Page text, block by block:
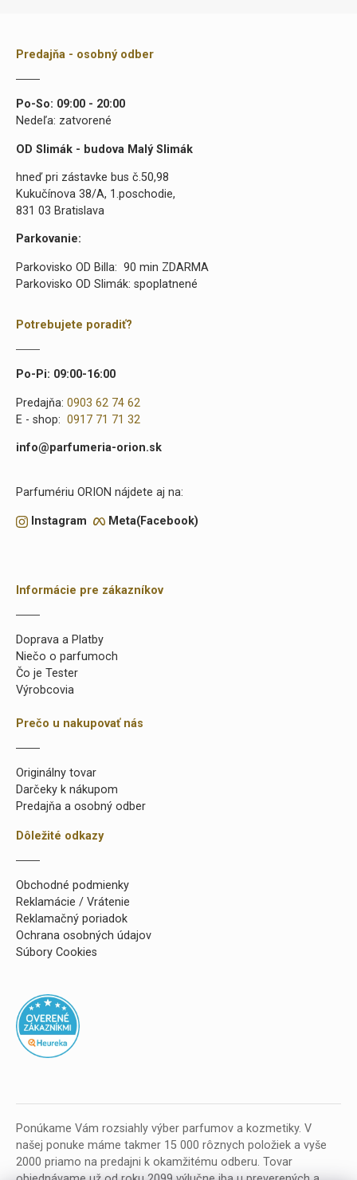
Predajňa - osobný odber
Po-So: 09:00 - 20:00
Nedeľa: zatvorené
OD Slimák - budova Malý Slimák
hneď pri zástavke bus č.50,98
Kukučínova 38/A, 1.poschodie,
831 03 Bratislava
Parkovanie:
Parkovisko OD Billa: 90 min ZDARMA
Parkovisko OD Slimák: spoplatnené
Potrebujete poradiť?
Po-Pi: 09:00-16:00
Predajňa: 0903 62 74 62
E - shop: 0917 71 71 32
info@parfumeria-orion.sk
Parfumériu ORION nájdete aj na:
Instagram Meta(Facebook)
Informácie pre zákazníkov
Doprava a Platby
Niečo o parfumoch
Čo je Tester
Výrobcovia
Prečo u nakupovať nás
Originálny tovar
Darčeky k nákupom
Predajňa a osobný odber
Dôležité odkazy
Obchodné podmienky
Reklamácie / Vrátenie
Reklamačný poriadok
Ochrana osobných údajov
Súbory Cookies
Ponúkame Vám rozsiahly výber parfumov a kozmetiky. V
našej ponuke máme takmer 15 000 rôznych položiek a vyše
2000 priamo na predajni k okamžitému odberu. Tovar